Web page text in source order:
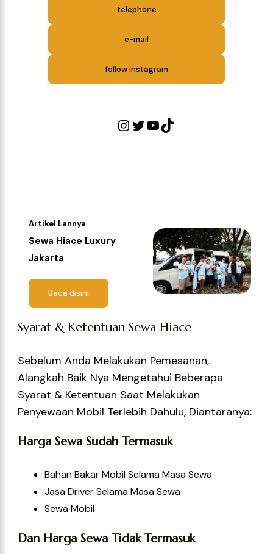
telephone
e-mail
follow instagram
Artikel Lannya
Sewa Hiace Luxury
Jakarta
Baca disini
Syarat & Ketentuan Sewa Hiace
Sebelum Anda Melakukan Pemesanan,
Alangkah Baik Nya Mengetahui Beberapa
Syarat & Ketentuan Saat Melakukan
Penyewaan Mobil Terlebih Dahulu, Diantaranya:
Harga Sewa Sudah Termasuk
Bahan Bakar Mobil Selama Masa Sewa
Jasa Driver Selama Masa Sewa
Sewa Mobil
Dan Harga Sewa Tidak Termasuk